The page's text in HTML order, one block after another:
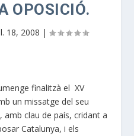
OPOSICIÓ.
18, 2008 |
finalitzà el XV
un missatge del seu
amb clau de país, cridant a
Catalunya, i els